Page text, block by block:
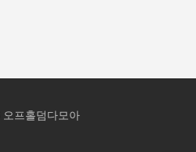
오프홀덤다모아